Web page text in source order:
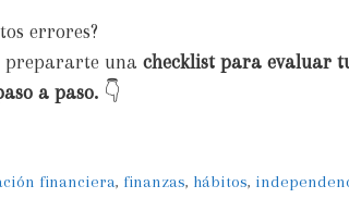
errores?
prepararte una checklist para evaluar
a paso.👇
financiera, finanzas, hábitos,